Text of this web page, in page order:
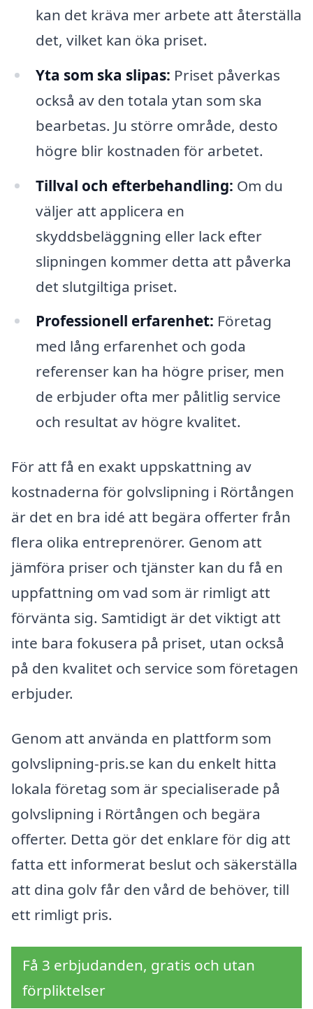
kan det kräva mer arbete att återställa
det, vilket kan öka priset.
Yta som ska slipas: Priset påverkas
också av den totala ytan som ska
bearbetas. Ju större område, desto
högre blir kostnaden för arbetet.
Tillval och efterbehandling: Om du
väljer att applicera en
skyddsbeläggning eller lack efter
slipningen kommer detta att påverka
det slutgiltiga priset.
Professionell erfarenhet: Företag
med lång erfarenhet och goda
referenser kan ha högre priser, men
de erbjuder ofta mer pålitlig service
och resultat av högre kvalitet.
För att få en exakt uppskattning av
kostnaderna för golvslipning i Rörtången
är det en bra idé att begära offerter från
flera olika entreprenörer. Genom att
jämföra priser och tjänster kan du få en
uppfattning om vad som är rimligt att
förvänta sig. Samtidigt är det viktigt att
inte bara fokusera på priset, utan också
på den kvalitet och service som företagen
erbjuder.
Genom att använda en plattform som
golvslipning-pris.se kan du enkelt hitta
lokala företag som är specialiserade på
golvslipning i Rörtången och begära
offerter. Detta gör det enklare för dig att
fatta ett informerat beslut och säkerställa
att dina golv får den vård de behöver, till
ett rimligt pris.
Få 3 erbjudanden, gratis och utan
förpliktelser